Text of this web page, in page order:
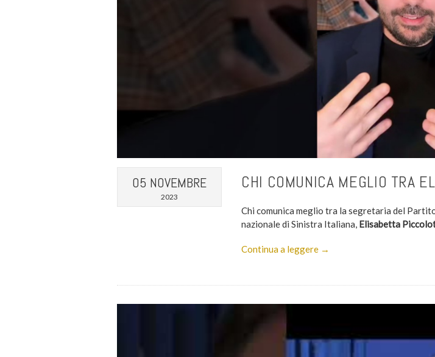
05 NOVEMBRE
2023
CHI COMUNICA MEGLIO TRA
Chi comunica meglio tra la segretaria del
nazionale di Sinistra Italiana, Elisabetta
Continua a leggere →